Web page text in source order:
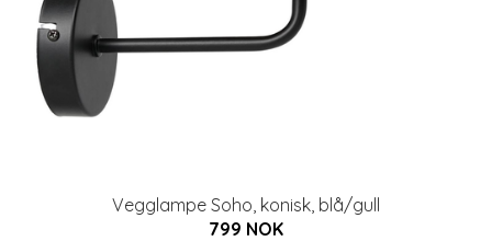
Vegglampe Soho, konisk, blå/gull
799 NOK